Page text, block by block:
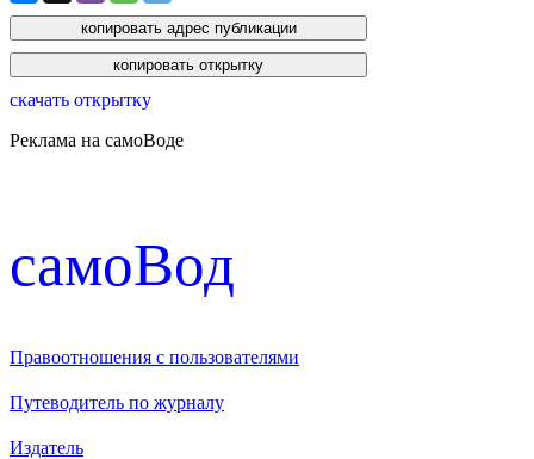
скачать открытку
Реклама на самоВоде
cамоВод
Правоотношения с пользователями
Путеводитель по журналу
Издатель